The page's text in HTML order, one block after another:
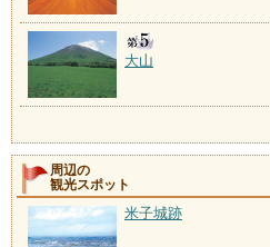
大山
周辺の
観光スポット
米子城跡